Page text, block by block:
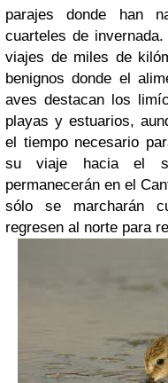
parajes donde han
cuarteles de
viajes de miles de
benignos donde el
aves destacan los
playas y estuarios,
el tiempo necesario
su viaje hacia el
permanecerán en el
sólo se marcharán
regresen al norte para